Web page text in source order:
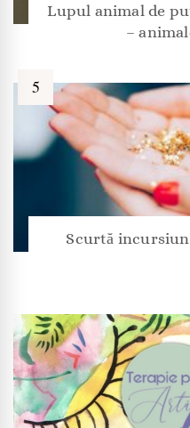
Lupul animal de
–
Scurtă